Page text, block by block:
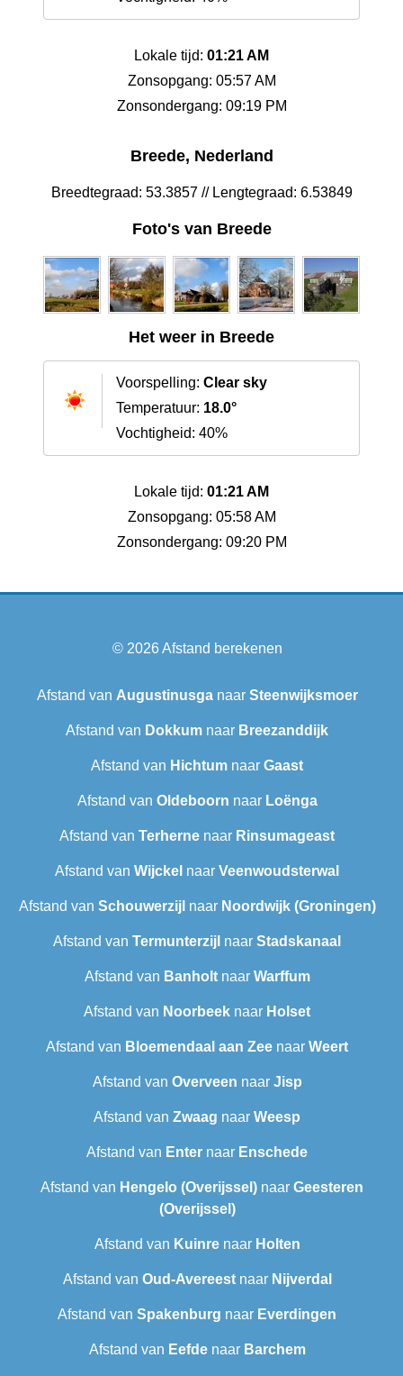
Lokale tijd: 01:21 AM
Zonsopgang: 05:57 AM
Zonsondergang: 09:19 PM
Breede, Nederland
Breedtegraad: 53.3857 // Lengtegraad: 6.53849
Foto's van Breede
Het weer in Breede
Voorspelling: Clear sky
Temperatuur: 18.0°
Vochtigheid: 40%
Lokale tijd: 01:21 AM
Zonsopgang: 05:58 AM
Zonsondergang: 09:20 PM
© 2026Afstand berekenen
Afstand van Augustinusganaar Steenwijksmoer
Afstand van Dokkum naar Breezanddijk
Afstand van Hichtum naar Gaast
Afstand van Oldeboorn naar Loënga
Afstand van Terherne naar Rinsumageast
Afstand van Wijckel naar Veenwoudsterwal
Afstand van Schouwerzijl naar Noordwijk (Groningen)
Afstand van Termunterzijl naar Stadskanaal
Afstand van Banholtnaar Warffum
Afstand van Noorbeek naar Holset
Afstand van Bloemendaal aan Zee naar Weert
Afstand van Overveen naar Jisp
Afstand van Zwaag naar Weesp
Afstand van Enter naar Enschede
Afstand van Hengelo (Overijssel)naar Geesteren
(Overijssel)
Afstand van Kuinrenaar Holten
Afstand van Oud-Avereestnaar Nijverdal
Afstand van Spakenburg naar Everdingen
Afstand van Eefdenaar Barchem